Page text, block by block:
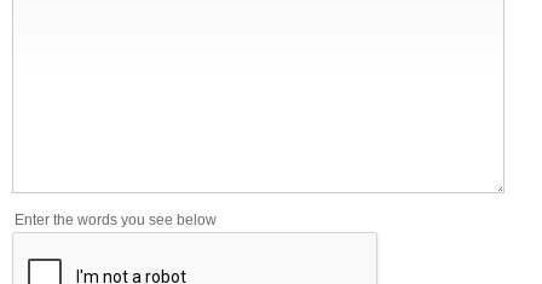
Enter the words you see below